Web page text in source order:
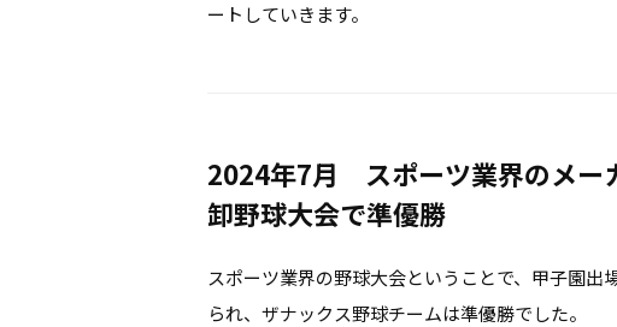
ートしていきます。
2024年7月 スポーツ業界のメー
卸野球大会で準優勝
スポーツ業界の野球大会ということで、甲子園
られ、ザナックス野球チームは準優勝でした。